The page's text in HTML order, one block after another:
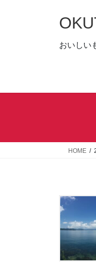
キ
に
おいしい
HOME